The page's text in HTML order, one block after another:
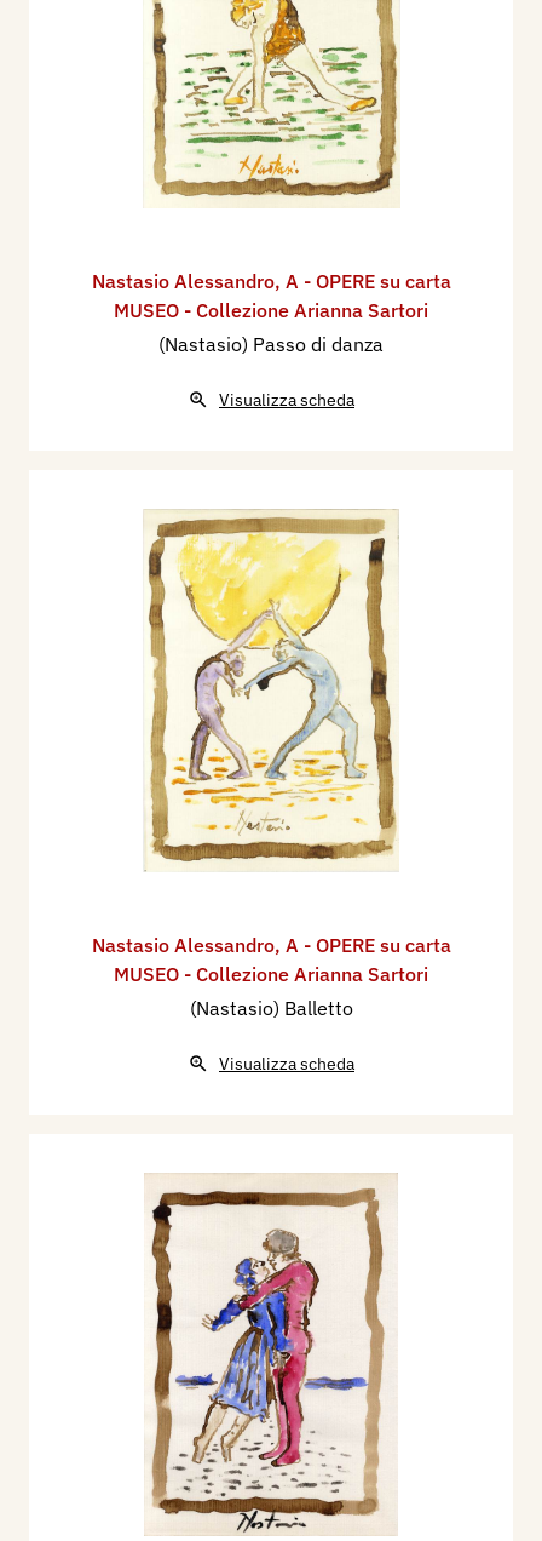
Nastasio Alessandro, A - OPERE su carta
MUSEO - Collezione Arianna Sartori
(Nastasio) Passo di danza
Visualizza scheda
Nastasio Alessandro, A - OPERE su carta
MUSEO - Collezione Arianna Sartori
(Nastasio) Balletto
Visualizza scheda